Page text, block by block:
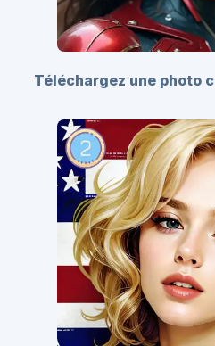
Téléchargez une photo